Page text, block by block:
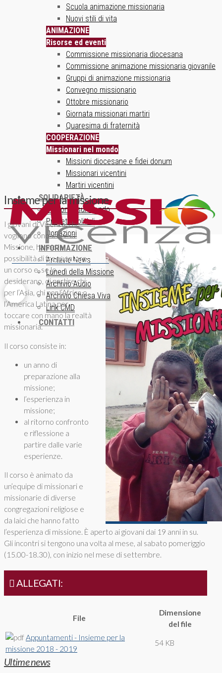
Scuola animazione missionaria
Nuovi stili di vita
ANIMAZIONE
Risorse ed eventi
Commissione missionaria diocesana
Commissione animazione missionaria giovanile
Gruppi di animazione missionaria
Convegno missionario
Ottobre missionario
Giornata missionari martiri
Quaresima di fraternità
COOPERAZIONE
Missionari nel mondo
Missioni diocesane e fidei donum
Missionari vicentini
Martiri vicentini
SOLIDARIETÀ
Un ponte sul mondo
Progetti solidali
Donazioni
INFORMAZIONE
Archivio News
Lunedì della Missione
Archivio Audio
Archivio Chiesa Viva
Link CMD
CONTATTI
ISCRIZIONE NEWSLETTER
Insieme per la missione
I giovani di Vicenza, che
vogliono conoscere la
Missione, hanno la
possibilità di frequentare
un corso e, se lo
desiderano, di partire chi
per l’Asia, chi per l’Africa o
l’America Latina per
toccare con mano la realtà
missionaria.
Il corso consiste in:
un anno di
preparazione alla
missione;
l’esperienza in
missione;
al ritorno confronto
e riflessione a
partire dalle varie
esperienze.
Il corso è animato da
un’equipe di missionari e
missionarie di diverse
congregazioni religiose e
da laici che hanno fatto
l’esperienza di missione. È aperto ai giovani dai 19 anni in su.
Gli incontri si tengono una volta al mese, al sabato pomeriggio
(15.00-18.30), con inizio nel mese di settembre.
ALLEGATI:
File
Dimensione
del file
Appuntamenti - Insieme per la
missione 2018 - 2019
54 KB
Ultime news